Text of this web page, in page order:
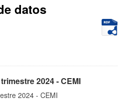
datos
2024 - CEMI
2024 - CEMI